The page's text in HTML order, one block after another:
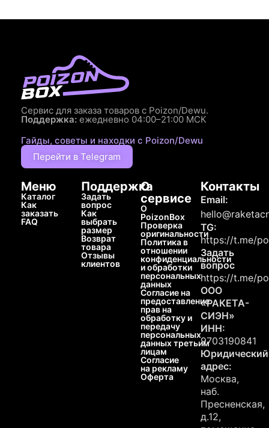
Сервис для заказа товаров с Poizon/Dewu.
Поддержка: ежедневно 04:00–21:00 МСК
Гайды, советы и находки с Poizon/Dewu
Перейти в Telegram
Меню
Каталог
Как
заказать
FAQ
Поддержка
Задать
вопрос
Как
выбрать
размер
Возврат
товара
Отзывы
клиентов
О
сервисе
О
PoizonBox
Проверка
оригинальности
Политика в
отношении
конфиденциальности
и обработки
персональных
данных
Согласие на
предоставление
прав на
обработку и
передачу
персональных
данных третьим
лицам
Согласие
на рекламу
Оферта
Контакты
Email:
TG:
https://t.me/
Задать
вопрос
https://t.me/
ООО
«РАКЕТА-
СИЭН»
ИНН:
9703190841
Юридический
адрес:
Москва,
наб.
Пресненская,
д.12,